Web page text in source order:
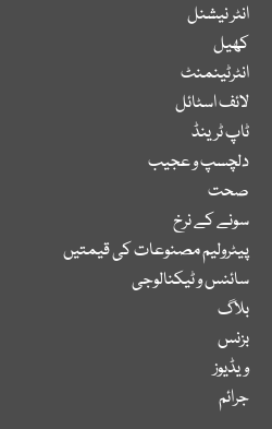
انٹر نیشنل
کھیل
انٹرٹینمنٹ
لائف اسٹائل
ٹاپ ٹرینڈ
دلچسپ و عجیب
صحت
سونے کے نرخ
پیٹرولیم مصنوعات کی قیمتیں
سائنس و ٹیکنالوجی
بلاگ
بزنس
ویڈیوز
جرائم